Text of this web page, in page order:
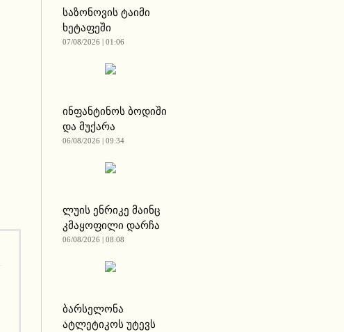
საზონოვის ტაიმი
ხეტაფეში
07/08/2026 | 01:06
ინფანტინოს ბოდიში
და მუქარა
06/08/2026 | 09:34
ლუის ენრიკე მაინც
კმაყოფილი დარჩა
06/08/2026 | 08:08
ბარსელონა
ატლეტიკოს უტევს